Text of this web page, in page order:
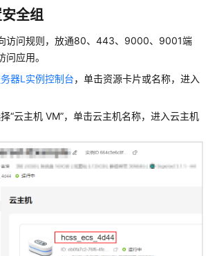
全组
访问规则，放通80、443、9000、9001端
应用。
器L实例控制台，单击资源卡片或名称，进入
“云主机 VM”，单击云主机名称，进入云主机